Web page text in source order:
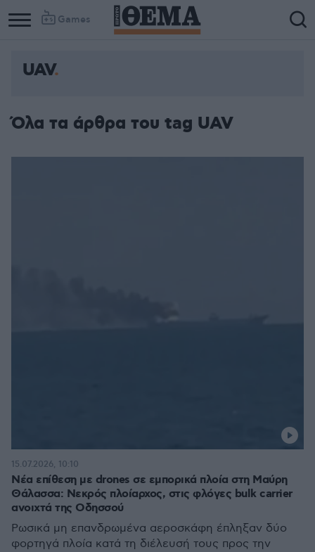
Games
UAV
Όλα τα άρθρα του tag UAV
Νέα επίθεση με drones σε εμπορικά πλοία στη Μαύρη
Θάλασσα: Νεκρός πλοίαρχος, στις φλόγες bulk carrier
ανοιχτά της Οδησσού
Ρωσικά μη επανδρωμένα αεροσκάφη έπληξαν δύο
φορτηγά πλοία κατά τη διέλευσή τους προς την
15.07.2026, 10:10